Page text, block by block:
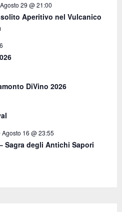
Agosto 29 @ 21:00
Aperitivo nel Vulcanico
DiVino 2026
Agosto 16 @ 23:55
Sagra degli Antichi Sapori